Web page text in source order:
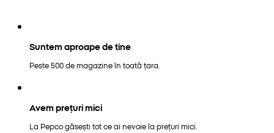
Suntem aproape de tine
Peste 500 de magazine în toată țara.
Avem prețuri mici
La Pepco găsești tot ce ai nevoie la prețuri mici.